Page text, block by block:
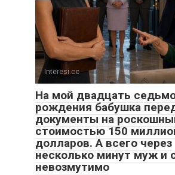
Interesi.cc
На мой двадцать
рождения бабушка
документы на
стоимостью 150
долларов. А всего через
несколько минут муж и
невозмутимо